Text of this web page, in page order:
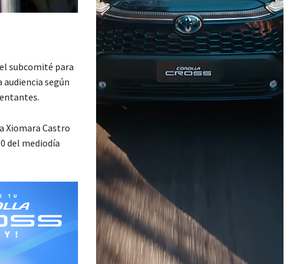
subcomité para
según
Xiomara Castro
del mediodía